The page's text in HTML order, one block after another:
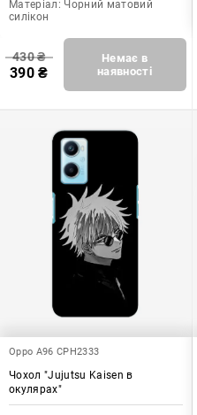
Матеріал: Чорний матовий
силікон
430₴
390₴
Немає в
наявності
Oppo A96 CPH2333
Чохол "Jujutsu Kaisen в
окулярах"